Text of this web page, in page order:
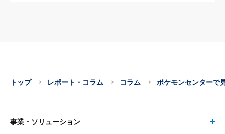
トップ レポート・コラム コラム ポケモンセンターで
事業・ソリューション